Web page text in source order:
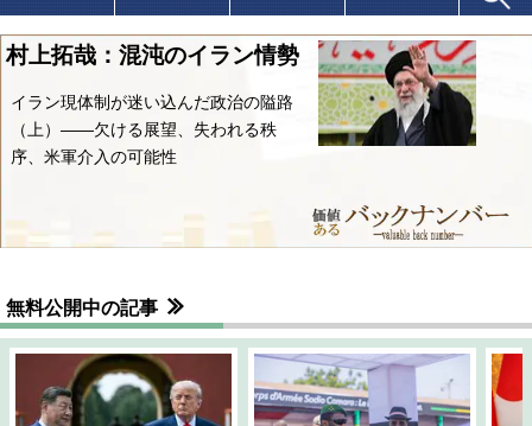
村上拓哉：混沌のイラン情勢
イラン現体制が迷い込んだ政治の隘路
（上）――欠ける展望、失われる秩
序、米軍介入の可能性
無料公開中の記事